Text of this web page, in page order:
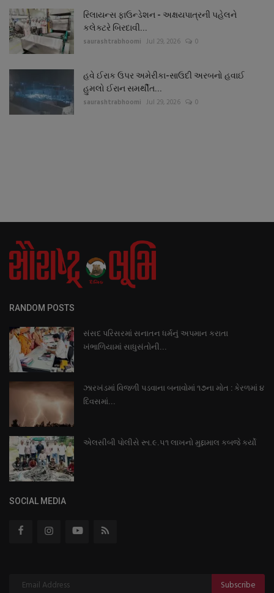
રિલાયન્સ ફાઉન્ડેશન - અક્ષયપાત્રની પહેલને
કલેક્ટરે બિરદાવી...
saurashtrabhoomi Jul 29, 2026 0
હવે ઈરાક ઉપર અમેરીકા-સાઉદી અરબનો હવાઈ
હુમલો ઈરાન સમર્થીત...
saurashtrabhoomi Jul 29, 2026 0
RANDOM POSTS
સંસદ પરિસરમાં સનાતન ધર્મનું અપમાન કરાતા
ખંભાળિયામાં સાધુસંતોની...
ઝારખંડમાં વિજળી પડવાના બનાવોમાં ૧૭ના મોત : કેરળમાં ૪
દિવસમાં...
એલસીબી પોલીસે રૂા.૯.૫૧ લાખનો મુદ્દામાલ કબજે કર્યો
SOCIAL MEDIA
Subscribe